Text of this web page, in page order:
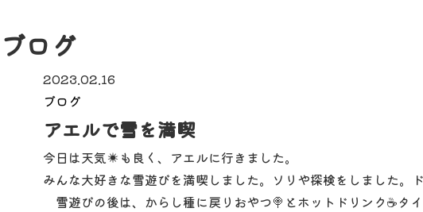
ブログ
2023.02.16
ブログ
アエルで雪を満喫
今日は天気☀も良く、アエルに行きました。
みんな大好きな雪遊びを満喫しました。ソリや探検をしました
雪遊びの後は、からし種に戻りおやつ🍭とホットドリンク☕タイ